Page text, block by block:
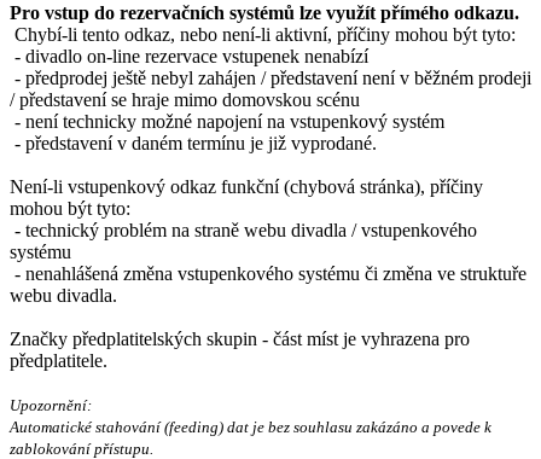
Pro vstup do rezervačních systémů lze využít přímého odkazu.
Chybí-li tento odkaz, nebo není-li aktivní, příčiny mohou být tyto:
- divadlo on-line rezervace vstupenek nenabízí
- předprodej ještě nebyl zahájen / představení není v běžném prodeji
/ představení se hraje mimo domovskou scénu
- není technicky možné napojení na vstupenkový systém
- představení v daném termínu je již vyprodané.
Není-li vstupenkový odkaz funkční (chybová stránka), příčiny
mohou být tyto:
- technický problém na straně webu divadla / vstupenkového
systému
- nenahlášená změna vstupenkového systému či změna ve struktuře
webu divadla.
Značky předplatitelských skupin - část míst je vyhrazena pro
předplatitele.
Upozornění:
Automatické stahování (feeding) dat je bez souhlasu zakázáno a povede k
zablokování přístupu.